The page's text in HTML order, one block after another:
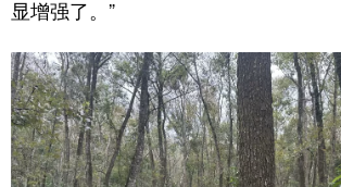
显增强了。”